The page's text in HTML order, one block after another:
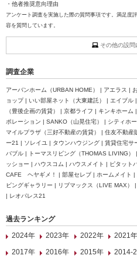
・他者推奨意向理由
アンケート調査を実施した際の質問事項です。満足度
容を質問しています。
その他の設問
調査企業
アーバンホーム（URBAN HOME） | アエラス |
ョップ | いい部屋ネット（大東建託） | エイブ
（豊後企画の賃貸） | 京都ライフ | キンキホー
ポレーション | SANKO（山晃住宅） | シティホ
マイルプラザ（三好不動産の賃貸） | 住友不動
ー21 | ソレイユ | タウンハウジング | 賃貸住宅
バブル | トーマスリビング（THOMAS LIVING
ッショー | ハウスコム | ハウスメイト | ピタット
CAFE ヘヤギメ！ | 部屋セレブ | ホームメイト |
ビングギャラリー | リブマックス（LIVE MAX）
| レオパレス21
過去ランキング
2024年
2023年 2022年 2021年
2017年
2016年 2015年 2014-